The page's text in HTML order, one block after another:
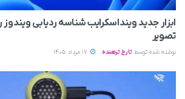
ابزار جدید وینداسکرایب شناسه ردیابی
تصویر
نوشته شده توسط تارخ ترهنده